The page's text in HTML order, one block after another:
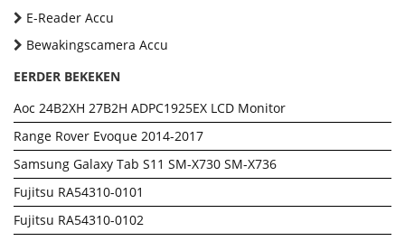
E-Reader Accu
Bewakingscamera Accu
EERDER BEKEKEN
Aoc 24B2XH 27B2H ADPC1925EX LCD Monitor
Range Rover Evoque 2014-2017
Samsung Galaxy Tab S11 SM-X730 SM-X736
Fujitsu RA54310-0101
Fujitsu RA54310-0102